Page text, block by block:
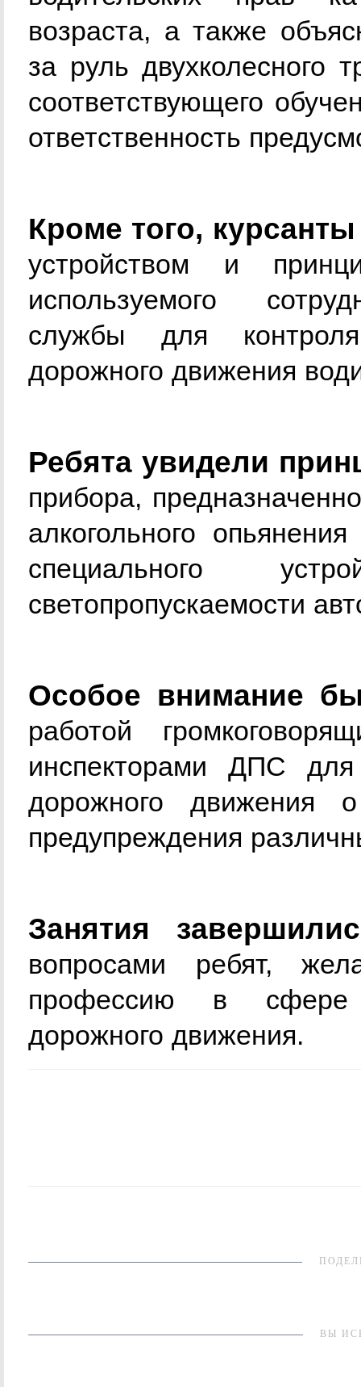
возраста, а также
за руль двухколесного
соответствующего
ответственность
Кроме того,
устройством и
используемого
службы для
дорожного движения
Ребята увидели
прибора,
алкогольного
специального
светопропускаемости
Особое внимание
работой
инспекторами ДПС для
дорожного
предупреждения
Занятия
вопросами ребят,
профессию в сфере
дорожного движения.
ВЫ